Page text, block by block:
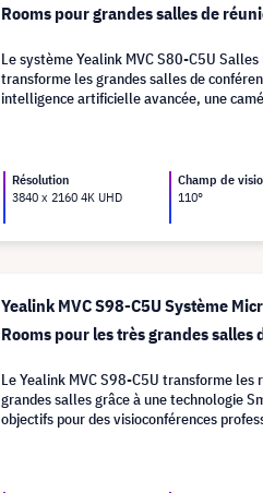
Rooms pour grandes salles de
Le système Yealink MVC S80-C5U
transforme les grandes salles de
intelligence artificielle avancée, une
Résolution
3840 x 2160 4K UHD
Champ de
110°
Yealink MVC S98-C5U Système
Rooms pour les très grandes salles
Le Yealink MVC S98-C5U transforme les
grandes salles grâce à une technologie
objectifs pour des visioconférences